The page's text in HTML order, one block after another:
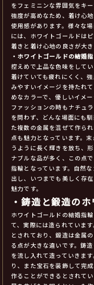
をフェミニンな雰囲気をキ
強度が高めなため、着け心
使用感があります。様々な
には、ホワイトゴールドは
着きと着け心地の良さが大き
・ホワイトゴールドの結婚
控えめで上品な色味をして
着けていても疲れにくく、
みやすいイメージを持たれ
めなカラーで、優しいイメ
ファッションの時もナチュ
を問わず、どんな場面にも
た複数の金属を混ぜて作ら
点も魅力となっています。
うように長く輝きを放ち、
ナブルな品が多く、この点
指輪となっています。自然
出し、いつまでも美しく存
魅力です。
・鋳造と鍛造の
ホワイトゴールドの結婚指
て、実際には造られていま
とされており、鍛造は金属
る点が大きな違いです。鋳
を流し入れて造っていきま
り、また宝石を装飾して完
作ることができるとされて